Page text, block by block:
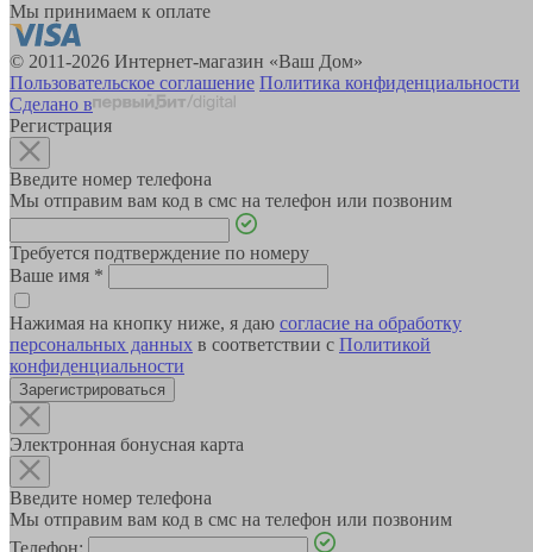
Мы принимаем к оплате
© 2011-2026 Интернет-магазин «Ваш Дом»
Пользовательское соглашение Политика конфиденциальности
Сделано в
Регистрация
Введите номер телефона
Мы отправим вам код в смс на телефон или позвоним
Требуется подтверждение по номеру
Ваше имя *
Нажимая на кнопку ниже, я даю согласие на обработку
персональных данных в соответствии с Политикой
конфиденциальности
Зарегистрироваться
Электронная бонусная карта
Введите номер телефона
Мы отправим вам код в смс на телефон или позвоним